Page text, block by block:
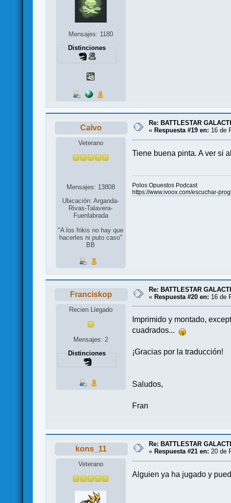
Mensajes: 1180
Distinciones
Calvo
Veterano
Mensajes: 13808
Ubicación: Arganda-
Rivas-Talavera-
Fuenlabrada
"A los frikis no hay que
hacerles ni puto caso"
BB
Re: BATTLESTAR
« Respuesta #19 en: 16 de
Tiene buena pinta. A ver si
Polos Opuestos Podcast
https://www.ivoox.com/escuchar-
Franciskop
Recien Llegado
Mensajes: 2
Distinciones
Re: BATTLESTAR
« Respuesta #20 en: 16 de
Imprimido y montado,
cuadrados...
¡Gracias por la traducción!
Saludos,
Fran
kons_11
Veterano
Re: BATTLESTAR
« Respuesta #21 en: 20 de
Alguien ya ha jugado y